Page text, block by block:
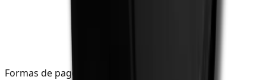
Formas de pago y envío